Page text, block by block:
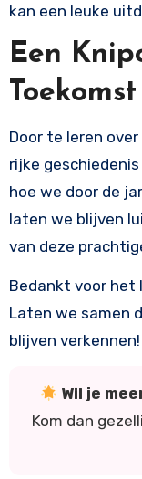
kan een leuke
Een
Toekomst
Door te leren
rijke
hoe we door de
laten we blijven
van deze
Bedankt voor het
Laten we samen
blijven verkennen!
Wil je
Kom dan